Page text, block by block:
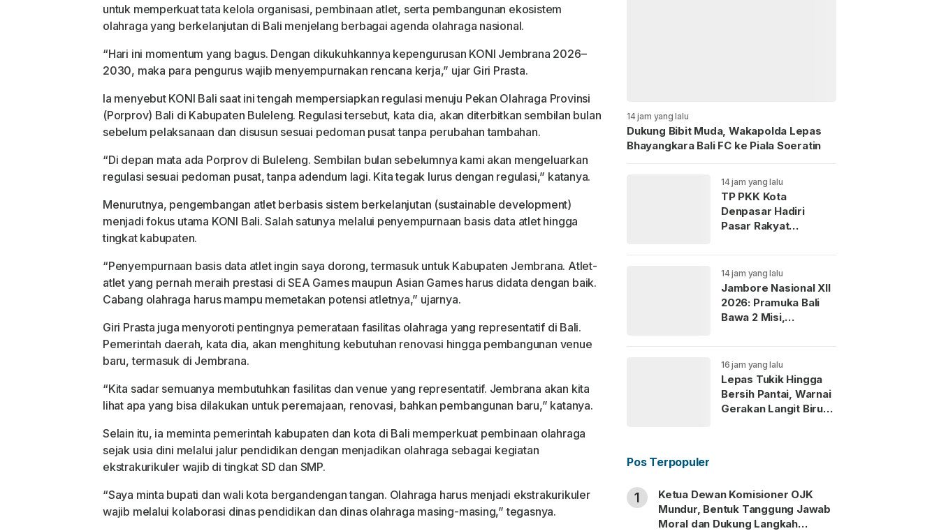
untuk memperkuat tata kelola organisasi, pembinaan atlet, serta pembangunan ekosistem
olahraga yang berkelanjutan di Bali menjelang berbagai agenda olahraga nasional.
“Hari ini momentum yang bagus. Dengan dikukuhkannya kepengurusan KONI Jembrana 2026–
2030, maka para pengurus wajib menyempurnakan rencana kerja,” ujar Giri Prasta.
Ia menyebut KONI Bali saat ini tengah mempersiapkan regulasi menuju Pekan Olahraga Provinsi
(Porprov) Bali di Kabupaten Buleleng. Regulasi tersebut, kata dia, akan diterbitkan sembilan bulan
sebelum pelaksanaan dan disusun sesuai pedoman pusat tanpa perubahan tambahan.
“Di depan mata ada Porprov di Buleleng. Sembilan bulan sebelumnya kami akan mengeluarkan
regulasi sesuai pedoman pusat, tanpa adendum lagi. Kita tegak lurus dengan regulasi,” katanya.
Menurutnya, pengembangan atlet berbasis sistem berkelanjutan (sustainable development)
menjadi fokus utama KONI Bali. Salah satunya melalui penyempurnaan basis data atlet hingga
tingkat kabupaten.
“Penyempurnaan basis data atlet ingin saya dorong, termasuk untuk Kabupaten Jembrana. Atlet-
atlet yang pernah meraih prestasi di SEA Games maupun Asian Games harus didata dengan baik.
Cabang olahraga harus mampu memetakan potensi atletnya,” ujarnya.
Giri Prasta juga menyoroti pentingnya pemerataan fasilitas olahraga yang representatif di Bali.
Pemerintah daerah, kata dia, akan menghitung kebutuhan renovasi hingga pembangunan venue
baru, termasuk di Jembrana.
“Kita sadar semuanya membutuhkan fasilitas dan venue yang representatif. Jembrana akan kita
lihat apa yang bisa dilakukan untuk peremajaan, renovasi, bahkan pembangunan baru,” katanya.
Selain itu, ia meminta pemerintah kabupaten dan kota di Bali memperkuat pembinaan olahraga
sejak usia dini melalui jalur pendidikan dengan menjadikan olahraga sebagai kegiatan
ekstrakurikuler wajib di tingkat SD dan SMP.
“Saya minta bupati dan wali kota bergandengan tangan. Olahraga harus menjadi ekstrakurikuler
wajib melalui kolaborasi dinas pendidikan dan dinas olahraga masing-masing,” tegasnya.
14 jam yang lalu
Dukung Bibit Muda, Wakapolda Lepas
Bhayangkara Bali FC ke Piala Soeratin
14 jam yang lalu
TP PKK Kota
Denpasar Hadiri
Pasar Rakyat
14 jam yang lalu
Jambore Nasional XII
2026: Pramuka Bali
Bawa 2 Misi,
16 jam yang lalu
Lepas Tukik Hingga
Bersih Pantai, Warnai
Gerakan Langit Biru
Pos Terpopuler
1
Ketua Dewan Komisioner OJK
Mundur, Bentuk Tanggung Jawab
Moral dan Dukung Langkah